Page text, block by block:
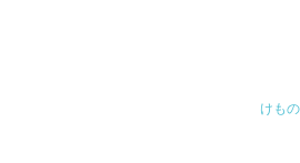
けも